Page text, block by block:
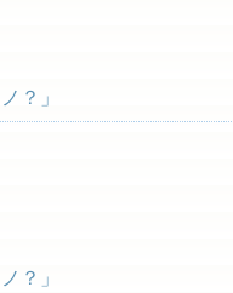
？」
？」